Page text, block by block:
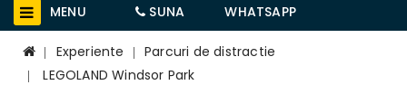
MENU SUNA WHATSAPP
Experiente
Parcuri de distractie
LEGOLAND Windsor Park